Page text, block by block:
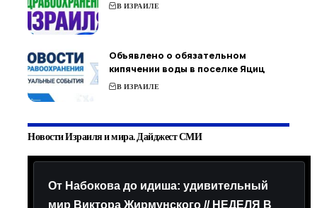
В ИЗРАИЛЕ
Объявлено о обязательном
кипячении воды в поселке Яциц
В ИЗРАИЛЕ
Новости Израиля и мира. Дайджест СМИ